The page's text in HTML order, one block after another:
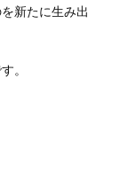
新たに生み出
。